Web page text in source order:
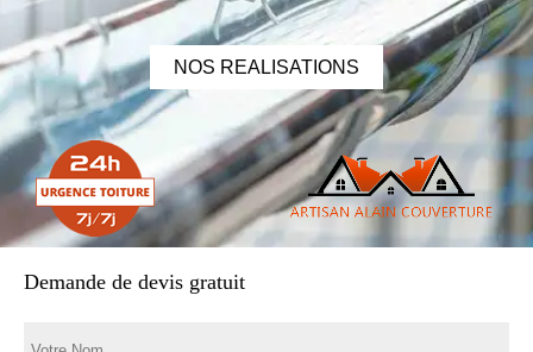
NOS REALISATIONS
Demande de devis gratuit